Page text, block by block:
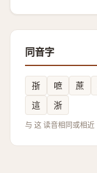
同音字
㝂 嗻 蔗
這
浙
与 这 读音相同或相近